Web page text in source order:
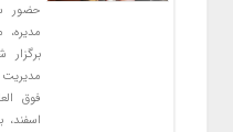
حضور
مدیریت